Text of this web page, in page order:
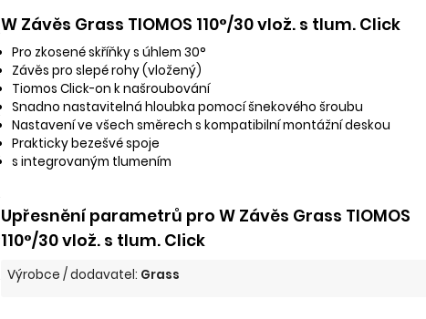
W Závěs Grass TIOMOS 110°/30 vlož. s tlum. Click
Pro zkosené skříňky s úhlem 30°
Závěs pro slepé rohy (vložený)
Tiomos Click-on k našroubování
Snadno nastavitelná hloubka pomocí šnekového šroubu
Nastavení ve všech směrech s kompatibilní montážní deskou
Prakticky bezešvé spoje
s integrovaným tlumením
Upřesnění parametrů pro W Závěs Grass TIOMOS
110°/30 vlož. s tlum. Click
Výrobce / dodavatel: Grass